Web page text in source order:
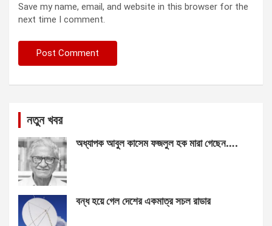
Save my name, email, and website in this browser for the
next time I comment.
নতুন খবর
অধ্যাপক আবুল কাসেম ফজলুল হক মারা গেছেন….
বন্ধ হয়ে গেল দেশের একমাত্র সচল রাডার